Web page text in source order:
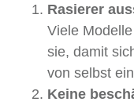
Rasierer
Viele
sie, damit
von selbst
Keine